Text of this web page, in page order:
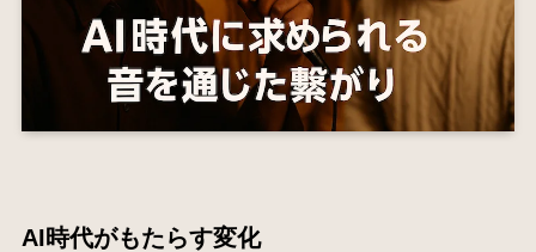
AI時代がもたらす変化